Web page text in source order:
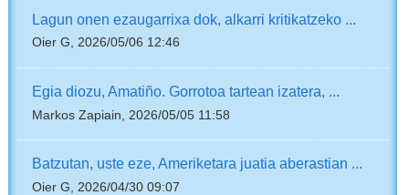
Lagun onen ezaugarrixa dok, alkarri kritikatzeko ...
Oier G, 2026/05/06 12:46
Egia diozu, Amatiño. Gorrotoa tartean izatera, ...
Markos Zapiain, 2026/05/05 11:58
Batzutan, uste eze, Ameriketara juatia aberastian ...
Oier G, 2026/04/30 09:07